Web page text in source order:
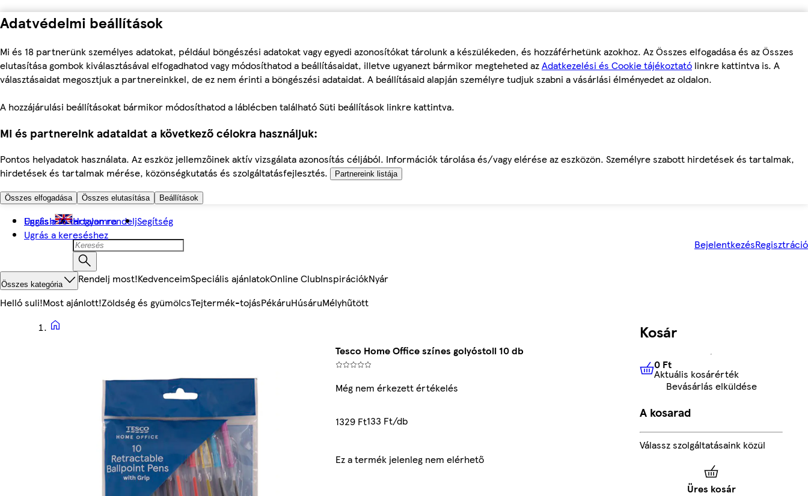
Adatvédelmi beállítások
Mi és 18 partnerünk személyes adatokat, például böngészési adatokat vagy egyedi azonosítókat tárolunk a készülékeden, és hozzáférhetünk azokhoz. Az Összes elfogadása és az Összes
elutasítása gombok kiválasztásával elfogadhatod vagy módosíthatod a beállításaidat, illetve ugyanezt bármikor megteheted azAdatkezelési és Cookie tájékoztató linkre kattintva is. A
választásaidat megosztjuk a partnereinkkel, de ez nem érinti a böngészési adataidat. A beállításaid alapján személyre tudjuk szabni a vásárlási élményedet az oldalon.
A hozzájárulási beállításokat bármikor módosíthatod a láblécben található Süti beállítások linkre kattintva.
Mi és partnereink adataidat a következő célokra használjuk:
Pontos helyadatok használata. Az eszköz jellemzőinek aktív vizsgálata azonosítás céljából. Információk tárolása és/vagy elérése az eszközön. Személyre szabott hirdetések és tartalmak,
hirdetések és tartalmak mérése, közönségkutatás és szolgáltatásfejlesztés.
Partnereink listája
Összes elfogadása Összes elutasítása Beállítások
Ugrás a fő tartalomra
Ugrás a kereséshez
English Hogyan rendeljSegítség
BejelentkezésRegisztráció
Összes kategória Rendelj most!KedvenceimSpeciális ajánlatokOnline ClubInspirációkNyár
Helló suli!Most ajánlott!Zöldség és gyümölcsTejtermék-tojásPékáruHúsáruMélyhűtött
Tesco Home Office színes golyóstoll 10 db
Még nem érkezett értékelés
1329 Ft133 Ft/db
Ez a termék jelenleg nem elérhető
Kosár
0 FtAktuális kosárérték
0 Ft
Aktuális kosárérték
Bevásárlás elküldése
A kosarad
Válassz szolgáltatásaink közül
Üres kosár